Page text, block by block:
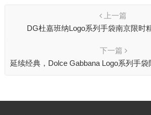
上一篇
DG杜嘉班纳Logo系列手袋南京限时
下一篇
延续经典，Dolce Gabbana Logo系列手